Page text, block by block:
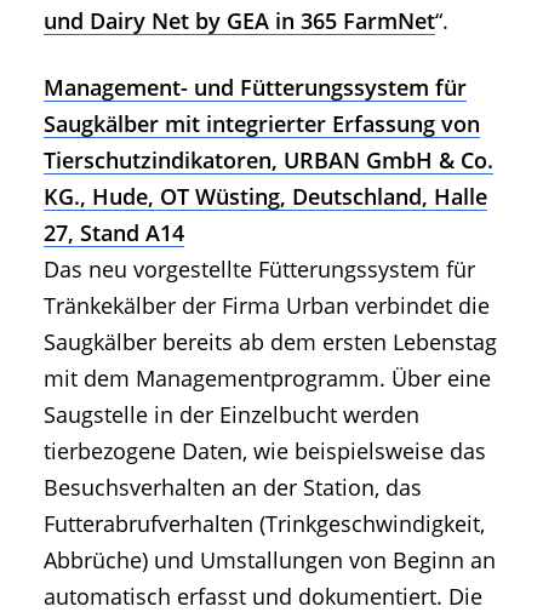
und Dairy Net by GEA in 365 FarmNet“.
Management- und Fütterungssystem für
Saugkälber mit integrierter Erfassung von
Tierschutzindikatoren, URBAN GmbH & Co.
KG., Hude, OT Wüsting, Deutschland, Halle
27, Stand A14
Das neu vorgestellte Fütterungssystem für
Tränkekälber der Firma Urban verbindet die
Saugkälber bereits ab dem ersten Lebenstag
mit dem Managementprogramm. Über eine
Saugstelle in der Einzelbucht werden
tierbezogene Daten, wie beispielsweise das
Besuchsverhalten an der Station, das
Futterabrufverhalten (Trinkgeschwindigkeit,
Abbrüche) und Umstallungen von Beginn an
automatisch erfasst und dokumentiert. Die